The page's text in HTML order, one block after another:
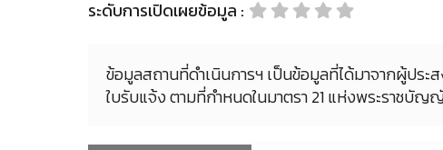
ระดับการเปิดเผยข้อมูล :
ข้อมูลสถานที่ดำเนินการฯ เป็นข้อมูลที่ได้มาจากผู้ประ
ใบรับแจ้ง ตามที่กำหนดในมาตรา 21 แห่งพระราชบั